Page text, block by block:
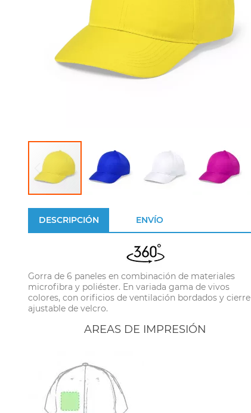
DESCRIPCIÓN
Gorra de 6 paneles en combinación de materiales
microfibra y poliéster. En variada gama de vivos
colores, con orificios de ventilación bordados y cierre
ajustable de velcro.
AREAS DE IMPRESIÓN
ENVÍO